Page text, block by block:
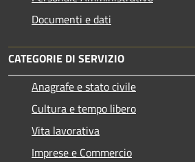
Documenti e dati
CATEGORIE DI SERVIZIO
Anagrafe e stato civile
Cultura e tempo libero
Vita lavorativa
Imprese e Commercio